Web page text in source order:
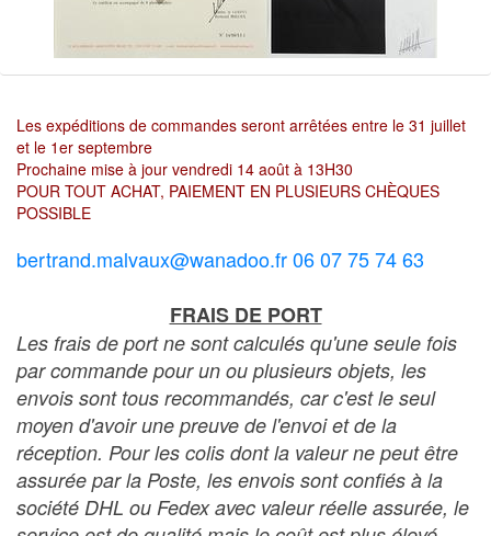
Les expéditions de commandes seront arrêtées entre le 31 juillet
et le 1er septembre
Prochaine mise à jour vendredi 14 août à 13H30
POUR TOUT ACHAT, PAIEMENT EN PLUSIEURS CHÈQUES
POSSIBLE
bertrand.malvaux@wanadoo.fr 06 07 75 74 63
FRAIS DE PORT
Les frais de port ne sont calculés qu'une seule fois
par commande pour un ou plusieurs objets, les
envois sont tous recommandés, car c'est le seul
moyen d'avoir une preuve de l'envoi et de la
réception. Pour les colis dont la valeur ne peut être
assurée par la Poste, les envois sont confiés à la
société DHL ou Fedex avec valeur réelle assurée, le